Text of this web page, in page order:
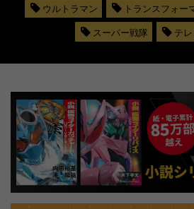
ウルトラマン トランスフォー
スーパー戦隊
テ